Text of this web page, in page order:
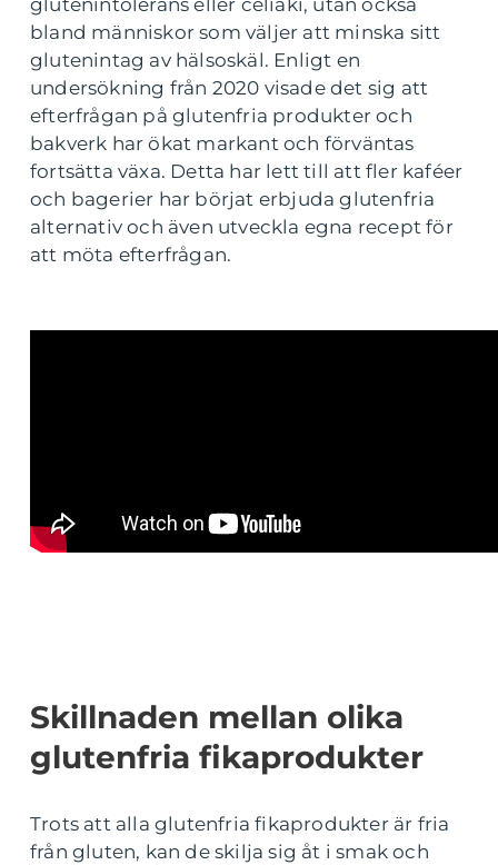
glutenintolerans eller celiaki, utan också
bland människor som väljer att minska sitt
glutenintag av hälsoskäl. Enligt en
undersökning från 2020 visade det sig att
efterfrågan på glutenfria produkter och
bakverk har ökat markant och förväntas
fortsätta växa. Detta har lett till att fler kaféer
och bagerier har börjat erbjuda glutenfria
alternativ och även utveckla egna recept för
att möta efterfrågan.
Skillnaden mellan olika
glutenfria fikaprodukter
Trots att alla glutenfria fikaprodukter är fria
från gluten, kan de skilja sig åt i smak och